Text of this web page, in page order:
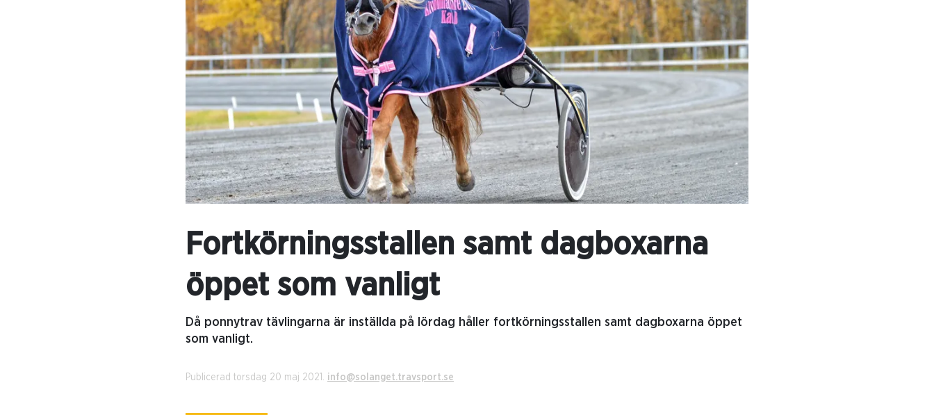
Fortkörningsstallen samt dagboxarna
öppet som vanligt
Då ponnytrav tävlingarna är inställda på lördag håller fortkörningsstallen samt dagboxarna öppet
som vanligt.
Publicerad torsdag 20 maj 2021. info@solanget.travsport.se